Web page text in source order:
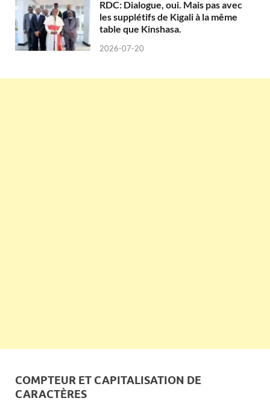
RDC: Dialogue, oui. Mais pas avec
les supplétifs de Kigali à la même
table que Kinshasa.
2026-07-20
COMPTEUR ET CAPITALISATION DE
CARACTÈRES